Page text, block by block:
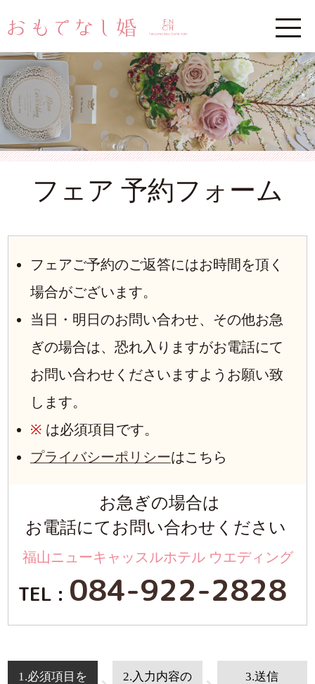
フェア 予約フォーム
フェアご予約のご返答にはお時間を頂く
場合がございます。
当日・明日のお問い合わせ、その他お急
ぎの場合は、恐れ入りますがお電話にて
お問い合わせくださいますようお願い致
します。
※ は必須項目です。
プライバシーポリシーはこちら
お急ぎの場合は
お電話にてお問い合わせください
福山ニューキャッスルホテル ウエディング
TEL : 084-922-2828
1.必須項目を
2.入力内容の
3.送信